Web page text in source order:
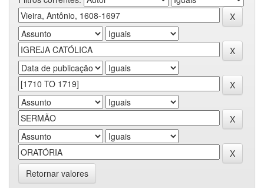
Retornar valores